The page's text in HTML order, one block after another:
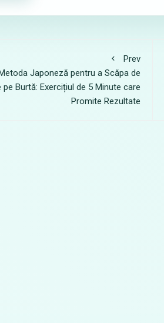
Prev
Japoneză pentru a Scăpa de
pe Burtă: Exercițiul de 5 Minute care
Promite Rezultate